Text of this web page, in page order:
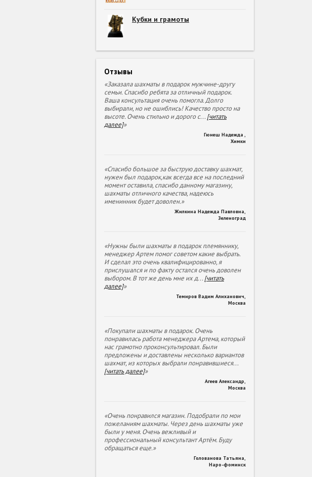
Кубки и грамоты
Отзывы
«Заказала шахматы в подарок мужчине-другу
семьи. Спасибо ребята за отличный подарок.
Ваша консультация очень помогла. Долго
выбирали, но не ошиблись! Качество просто на
высоте. Очень стильно и дорого с...[читать
далее]»
Гюнеш Надежда
Химки
«Спасибо большое за быструю доставку шахмат,
нужен был подарок,как всегда все на последний
момент оставила, спасибо данному магазину,
шахматы отличного качества, надеюсь
именинник будет доволен.»
Жилкина Надежда Павловна
Зеленоград
«Нужны были шахматы в подарок племяннику,
менеджер Артем помог советом какие выбрать.
И сделал это очень квалифицированно, я
прислушался и по факту остался очень доволен
выбором. В тот же день мне их д...[читать
далее]»
Темиров Вадим Алиханович
Москва
«Покупали шахматы в подарок. Очень
понравилась работа менеджера Артема, который
нас грамотно проконсультировал. Были
предложены и доставлены несколько вариантов
шахмат, из которых выбрали понравившиеся...
[читать далее]»
Агеев Александр
Москва
«Очень понравился магазин. Подобрали по мои
пожеланиям шахматы. Через день шахматы уже
были у меня. Очень вежливый и
профессиональный консультант Артём. Буду
обращаться еще.»
Голованова Татьяна
Наро-фоминск